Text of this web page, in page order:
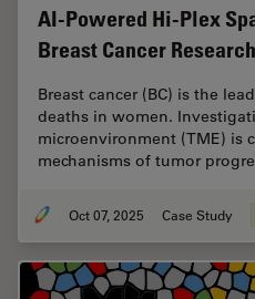
AI-Powered Hi-Plex
Breast Cancer Research
Breast cancer (BC) is the
deaths in women.
microenvironment (TME) is
mechanisms of tumor
Oct 07, 2025 Case Study